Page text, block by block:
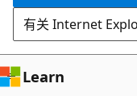
有关 Internet
Learn